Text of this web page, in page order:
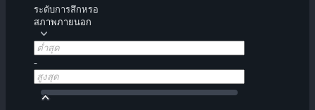
ระดับการสึกหรอ
สภาพภายนอก
-